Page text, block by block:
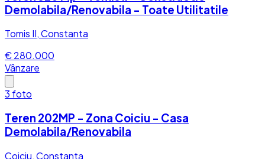
Demolabila/Renovabila - Toate Utilitatile
Tomis II, Constanta
€ 280.000
Vânzare
3 foto
Teren 202MP - Zona Coiciu - Casa
Demolabila/Renovabila
Coiciu, Constanta